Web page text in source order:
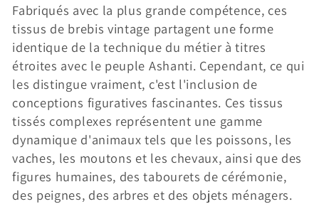
Fabriqués avec la plus grande compétence, ces
tissus de brebis vintage partagent une forme
identique de la technique du métier à titres
étroites avec le peuple Ashanti. Cependant, ce qui
les distingue vraiment, c'est l'inclusion de
conceptions figuratives fascinantes. Ces tissus
tissés complexes représentent une gamme
dynamique d'animaux tels que les poissons, les
vaches, les moutons et les chevaux, ainsi que des
figures humaines, des tabourets de cérémonie,
des peignes, des arbres et des objets ménagers.